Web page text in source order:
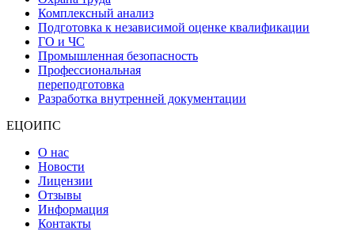
Комплексный анализ
Подготовка к независимой оценке квалификации
ГО и ЧС
Промышленная безопасность
Профессиональная
переподготовка
Разработка внутренней документации
ЕЦОИПС
О нас
Новости
Лицензии
Отзывы
Информация
Контакты